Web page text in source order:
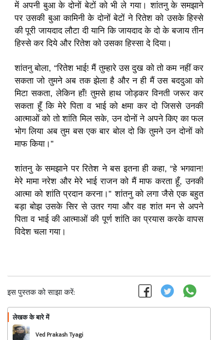
में अपनी बुआ के दोनों बेटों को भी ले गया। शांतनु के समझाने
पर उसकी बुआ कामिनी के दोनों बेटों ने रितेश को उसके हिस्से
की पूरी जायदाद लौटा दी यानि कि जायदाद के दो के बजाय तीन
हिस्से कर दिये और रितेश को उसका हिस्सा दे दिया।
शांतनु बोला, “रितेश भाई! मैं तुम्हारे उस दुख को तो कम नहीं कर
सकता जो तुमने अब तक झेला है और न ही मैं उस बददुआ को
मिटा सकता, लेकिन हाँ! तुमसे हाथ जोड़कर विनती जरूर कर
सकता हूँ कि मेरे पिता व भाई को क्षमा कर दो जिससे उनकी
आत्माओं को तो शांति मिल सके, उन दोनों ने अपने किए का फल
भोग लिया अब तुम बस एक बार बोल दो कि तुमने उन दोनों को
माफ किया।”
शांतनु के समझाने पर रितेश ने बस इतना ही कहा, “हे भगवान!
मेरे मामा नरेश और मेरे भाई राजन को मैं माफ करता हूँ, उनकी
आत्मा को शांति प्रदान करना।” शांतनु को लगा जैसे एक बहुत
बड़ा बोझ उसके सिर से उतर गया और वह शांत मन से अपने
पिता व भाई की आत्माओं की पूर्ण शांति का प्रयास करके वापस
विदेश चला गया।
इस पुस्तक को साझा करें:
लेखक के बारे में
Ved Prakash Tyagi